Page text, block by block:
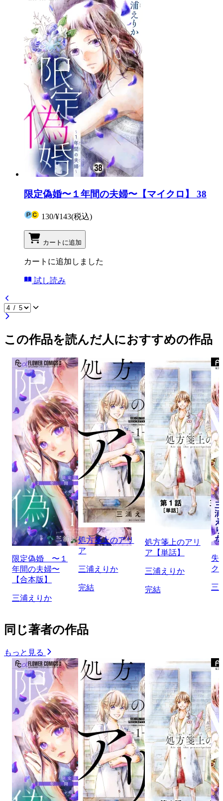
限定偽婚〜１年間の夫婦〜【マイクロ】 38
130/¥143(税込)
カートに追加
カートに追加しました
試し読み
この作品を読んだ人におすすめの作品
限定偽婚 〜１
年間の夫婦〜
【合本版】
三浦えりか
処方箋上のアリ
ア
三浦えりか
完結
処方箋上のアリ
ア【単話】
三浦えりか
完結
失
ク
三
同じ著者の作品
もっと見る